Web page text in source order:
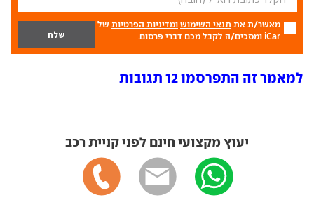
מאשר/ת את תנאי השימוש ומדיניות הפרטיות של
iCar ומסכים/ה לקבל מכם דברי פרסום.
למאמר זה התפרסמו 12 תגובות
יעוץ מקצועי חינם לפני קניית רכב